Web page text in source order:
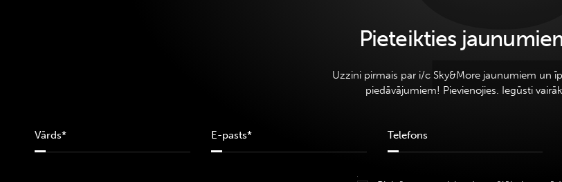
Pieteikties
Uzzini pirmais par i/c Sky&More jaunumiem un
piedāvājumiem! Pievienojies. Iegūsti